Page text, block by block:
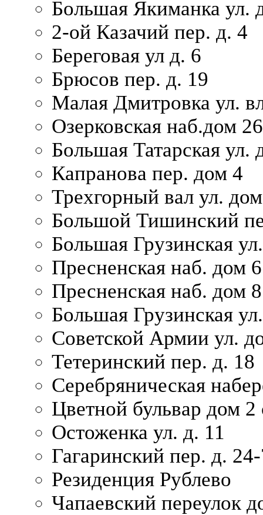
Большая Якиманка ул.
2-ой Казачий пер. д. 4
Береговая ул д. 6
Брюсов пер. д. 19
Малая Дмитровка ул.
Озерковская наб.дом 26
Большая Татарская ул.
Капранова пер. дом 4
Трехгорный вал ул.
Большой Тишинский
Большая Грузинская
Пресненская наб. дом
Пресненская наб. дом 8
Большая Грузинская
Советской Армии ул.
Тетеринский пер. д. 18
Серебряническая
Цветной бульвар дом 2
Остоженка ул. д. 11
Гагаринский пер. д.
Резиденция Рублево
Чапаевский переулок